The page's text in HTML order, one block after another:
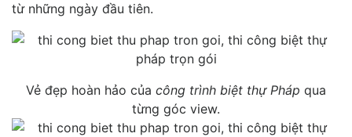
từ những ngày đầu tiên.
Vẻ đẹp hoàn hảo của công trình biệt thự Pháp qua
từng góc view.